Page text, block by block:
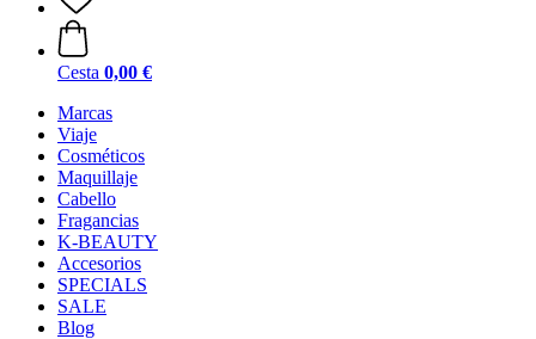
Cesta 0,00 €
Marcas
Viaje
Cosméticos
Maquillaje
Cabello
Fragancias
K-BEAUTY
Accesorios
SPECIALS
SALE
Blog